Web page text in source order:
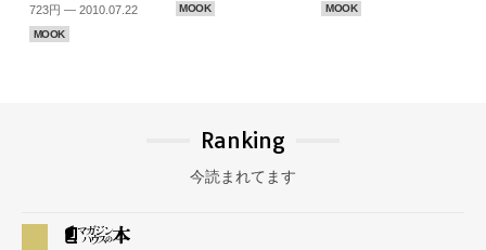
723円 — 2010.07.22
MOOK
MOOK MOOK
Ranking
今読まれてます